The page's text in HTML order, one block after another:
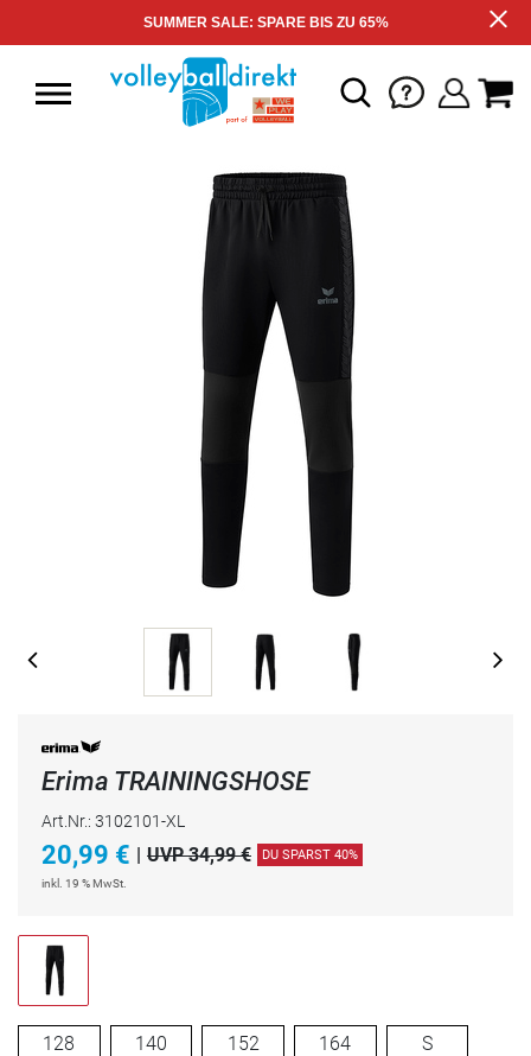
SUMMER SALE: SPARE BIS ZU 65%
Erima TRAININGSHOSE
Art.Nr.: 3102101-XL
20,99 € | UVP 34,99 € DU SPARST 40%
inkl. 19 % MwSt.
128 140 152 164 S